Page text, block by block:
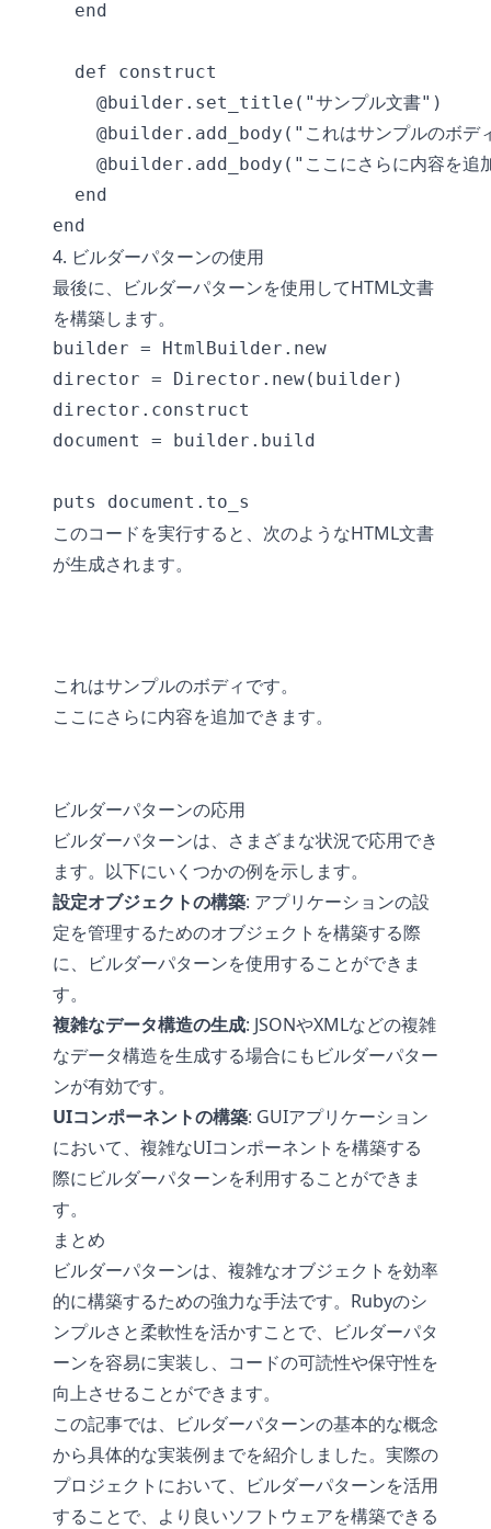
  end
  def construct
    @builder.set_title("サンプル文書")
@builder.add_body("これはサンプルのボデ
@builder.add_body("ここにさらに内容を追
  end
4. ビルダーパターンの使用
最後に、ビルダーパターンを使用してHTML文書
を構築します。
builder = HtmlBuilder.new
director = Director.new(builder)
director.construct
document = builder.build
このコードを実行すると、次のようなHTML文書
が生成されます。
これはサンプルのボディです。
ここにさらに内容を追加できます。
ビルダーパターンの応用
ビルダーパターンは、さまざまな状況で応用でき
ます。以下にいくつかの例を示します。
設定オブジェクトの構築: アプリケーションの設
定を管理するためのオブジェクトを構築する際
に、ビルダーパターンを使用することができま
す。
複雑なデータ構造の生成: JSONやXMLなどの複雑
なデータ構造を生成する場合にもビルダーパター
ンが有効です。
UIコンポーネントの構築: GUIアプリケーション
において、複雑なUIコンポーネントを構築する
際にビルダーパターンを利用することができま
す。
まとめ
ビルダーパターンは、複雑なオブジェクトを効率
的に構築するための強力な手法です。Rubyのシ
ンプルさと柔軟性を活かすことで、ビルダーパタ
ーンを容易に実装し、コードの可読性や保守性を
向上させることができます。
この記事では、ビルダーパターンの基本的な概念
から具体的な実装例までを紹介しました。実際の
プロジェクトにおいて、ビルダーパターンを活用
することで、より良いソフトウェアを構築できる